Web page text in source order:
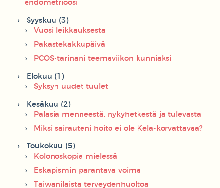
endometrioosi
Syyskuu (3)
Vuosi leikkauksesta
Pakastekakkupäivä
PCOS-tarinani teemaviikon kunniaksi
Elokuu (1)
Syksyn uudet tuulet
Kesäkuu (2)
Palasia menneestä, nykyhetkestä ja tulevasta
Miksi sairauteni hoito ei ole Kela-korvattavaa?
Toukokuu (5)
Kolonoskopia mielessä
Eskapismin parantava voima
Taiwanilaista terveydenhuoltoa